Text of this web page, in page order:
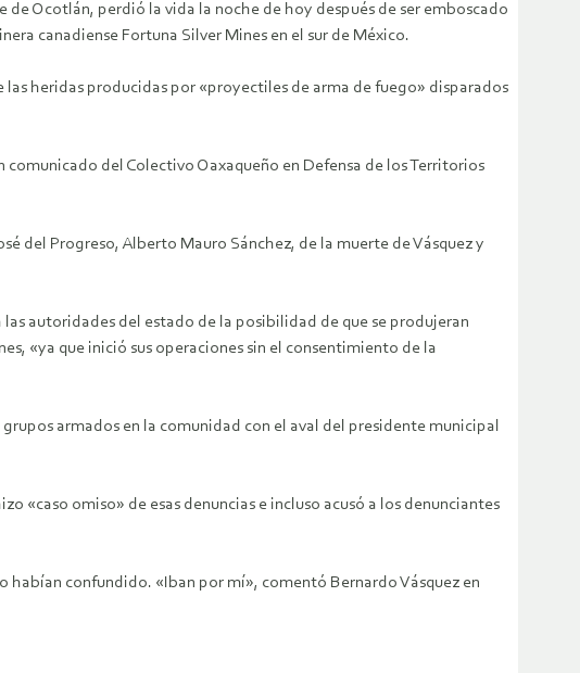
Ocotlán, perdió la vida la noche de hoy después de ser emboscado
canadiense Fortuna Silver Mines en el sur de México.
las heridas producidas por «proyectiles de arma de fuego» disparados
comunicado del Colectivo Oaxaqueño en Defensa de los Territorios
del Progreso, Alberto Mauro Sánchez, de la muerte de Vásquez y
autoridades del estado de la posibilidad de que se produjeran
«ya que inició sus operaciones sin el consentimiento de la
armados en la comunidad con el aval del presidente municipal
«caso omiso» de esas denuncias e incluso acusó a los denunciantes
habían confundido. «Iban por mí», comentó Bernardo Vásquez en